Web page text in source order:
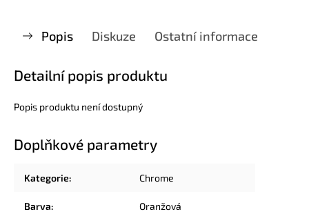
Popis Diskuze Ostatní informace
Detailní popis produktu
Popis produktu není dostupný
Doplňkové parametry
Kategorie: Chrome
Barva: Oranžová